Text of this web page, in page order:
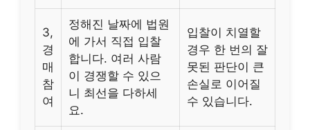
3,
경
매
참
여
정해진 날짜에 법원
에 가서 직접 입찰
합니다. 여러 사람
이 경쟁할 수 있으
니 최선을 다하세
요.
입찰이 치열할
경우 한 번의 잘
못된 판단이 큰
손실로 이어질
수 있습니다.